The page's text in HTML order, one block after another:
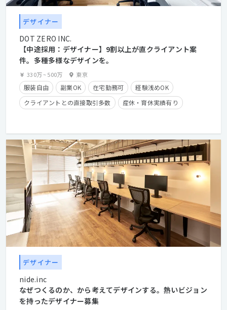
デザイナー
DOT ZERO INC.
【中途採用：デザイナー】9割以上が直クライアント案
件。多種多様なデザインを。
330万~500万 東京
服装自由 副業OK 在宅勤務可
経験浅めOK
クライアントとの直接取引多数
産休・育休実績有り
デザイナー
nide.inc
なぜつくるのか、から考えてデザインする。熱いビジョン
を持ったデザイナー募集